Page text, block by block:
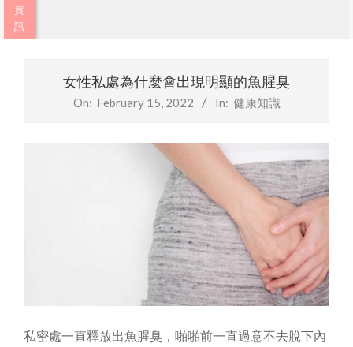
Menu
資
訊
女性私處為什麼會出現明顯的魚腥臭
On: February 15, 2022 In: 健康知識
私密處一直釋放出魚腥臭，啪啪前一直過意不去脫下內